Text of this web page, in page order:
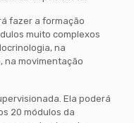
fazer a formação
muito complexos
na
na movimentação
Ela poderá
20 módulos da